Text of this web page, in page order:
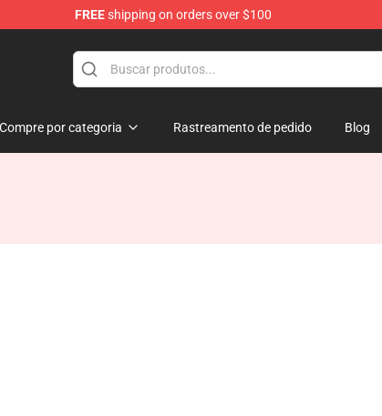
FREEshipping on orders over $100
Compre por categoria Rastreamento de pedido Blog